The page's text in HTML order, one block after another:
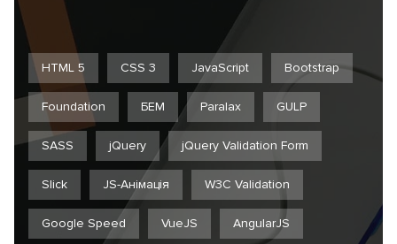
Наші
послуги
журнал
Проекти Відгуки
HTML 5 CSS 3 JavaScript Bootstrap
Foundation БЕМ Paralax GULP
SASS jQuery jQuery Validation Form
Slick JS-Анімація W3C Validation
Google Speed VueJS AngularJS